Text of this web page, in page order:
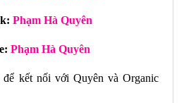
Phạm Hà Quyên
Phạm Hà Quyên
kết nối với Quyên và Organic